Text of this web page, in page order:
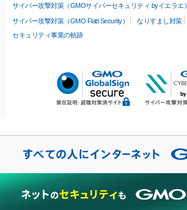
サイバー攻撃対策（GMOサイバーセキュリティ byイエラエ）
サイバー攻撃対策（GMO Flatt Security）
なりすまし対策
セキュリティ事業の軌跡